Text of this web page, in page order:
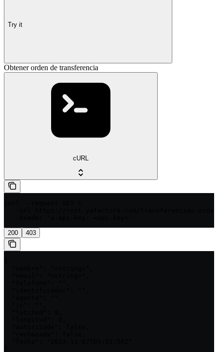
Try it
Obtener orden de transferencia
cURL
200 403